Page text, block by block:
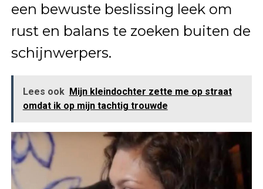
een bewuste beslissing leek om
rust en balans te zoeken buiten de
schijnwerpers.
Lees ook Mijn kleindochter zette me op straat
omdat ik op mijn tachtig trouwde